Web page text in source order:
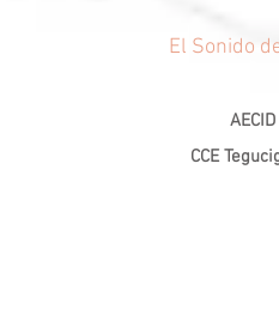
El Sonido
AECID
CCE